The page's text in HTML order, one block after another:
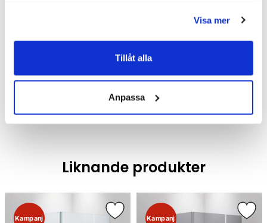
Visa mer
Tillåt alla
Anpassa
Duschhörna
Liknande produkter
Kampanj Kampanj